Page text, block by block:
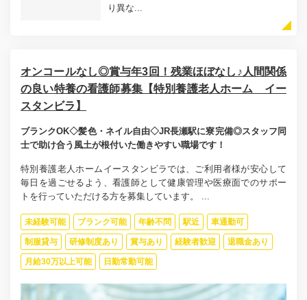
り異な...
オンコールなし◎賞与年3回！残業ほぼなし♪人間関係
の良い特養の看護師募集【特別養護老人ホーム イー
スタンビラ】
ブランクOK◇髪色・ネイル自由◇JR長瀬駅に寮完備◎スタッフ同
士で助け合う風土が根付いた働きやすい職場です！
特別養護老人ホームイースタンビラでは、ご利用者様が安心して
毎日を過ごせるよう、看護師として健康管理や医療面でのサポー
トを行っていただける方を募集しています。 ...
未経験可能 ブランク可能 年齢不問 駅近 車通勤可
制服貸与 研修制度あり 賞与あり 経験者歓迎 退職金あり
月給30万以上可能 日勤常勤可能